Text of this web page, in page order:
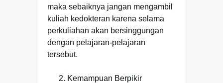
maka sebaiknya jangan mengambil
kuliah kedokteran karena selama
perkuliahan akan bersinggungan
dengan pelajaran-pelajaran
tersebut.
Kemampuan Berpikir